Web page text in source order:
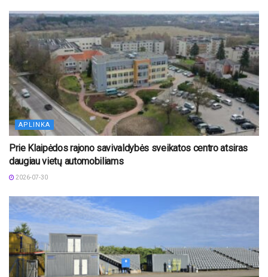
APLINKA
Prie Klaipėdos rajono savivaldybės sveikatos centro atsiras
daugiau vietų automobiliams
2026-07-30